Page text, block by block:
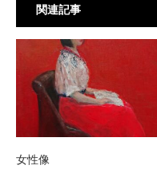
関連記事
女性像